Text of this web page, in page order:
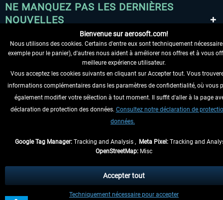
NE MANQUEZ PAS LES DERNIÈRES
NOUVELLES
* Tous les prix sont indiqués TVA légale comprise, horsfrais de portet, le cas
échéant, frais de remboursement, si aucune description contraire.
** S'applique aux envois vers l'Allemagne. Pour les autres pays, veuillez
consulter lesinformations d'expédition.
Contact Updates Soumettre une demande
Bienvenue sur aerosoft.com!
Nous utilisons des cookies. Certains d'entre eux sont techniquement
exemple pour le panier), d'autres nous aident à améliorer nos offres et à vous
meilleure expérience utilisateur.
Vous acceptez les cookies suivants en cliquant sur Accepter tout. Vous
informations complémentaires dans les paramètres de confidentialité, où vous
également modifier votre sélection à tout moment. Il suffit d'aller à la page
déclaration de protection des données. Consultez notre déclaration de
données.
Google Tag Manager:Tracking and Analysis , Meta Pixel:Tracking and
OpenStreetMap: Misc
Techniquement nécessaire pour accepter
Accepter tout